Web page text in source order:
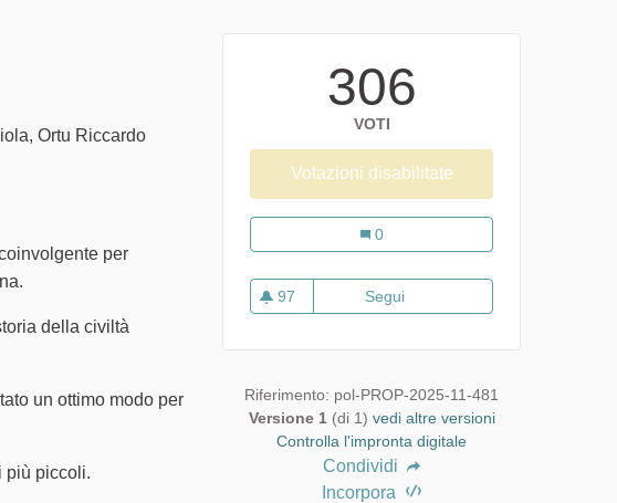
Ortu Riccardo
per
della civiltà
un ottimo modo per
più piccoli.
306
VOTI
Votazioni disabilitate
I tre porcellini nella terra dei nuraghi
0
97
97 sostenitori
Segui
Riferimento: pol-PROP-2025-11-481
Versione 1(di 1) vedi altre versioni
Controlla l'impronta digitale
Condividi
Incorpora